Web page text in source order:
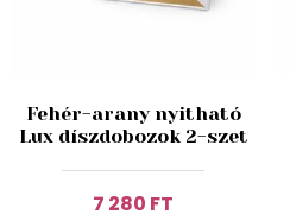
Fehér-arany nyitható
Lux díszdobozok 2-szet
7 280 FT